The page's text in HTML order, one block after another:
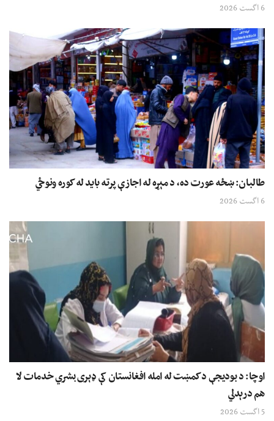
6 اگست 2026
طالبان: ښځه عورت ده، د مېړه له اجازې پرته باید له کوره ونوځي
6 اگست 2026
اوچا: د بودیجې د کمښت له امله افغانستان کې ډېری بشري خدمات لا
هم درېدلي
5 اگست 2026